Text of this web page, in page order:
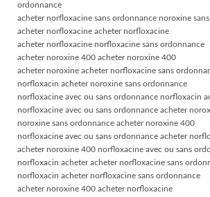
ordonnance
acheter norfloxacine sans ordonnance noroxine
acheter norfloxacine acheter norfloxacine
acheter norfloxacine norfloxacine sans ordonnance
acheter noroxine 400 acheter noroxine 400
acheter noroxine acheter norfloxacine sans
norfloxacin acheter noroxine sans ordonnance
norfloxacine avec ou sans ordonnance norfloxacin
norfloxacine avec ou sans ordonnance acheter
noroxine sans ordonnance acheter noroxine 400
norfloxacine avec ou sans ordonnance acheter
acheter noroxine 400 norfloxacine avec ou sans
norfloxacin acheter acheter norfloxacine sans
norfloxacin acheter norfloxacine sans ordonnance
acheter noroxine 400 acheter norfloxacine